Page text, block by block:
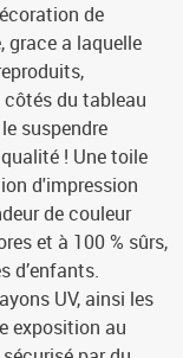
de
grace a laquelle
du tableau
suspendre
! Une toile
d'impression
de couleur
et à 100 % sûrs,
d’enfants.
UV, ainsi les
exposition au